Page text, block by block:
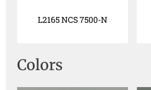
L2165 NCS 7500-N
Colors